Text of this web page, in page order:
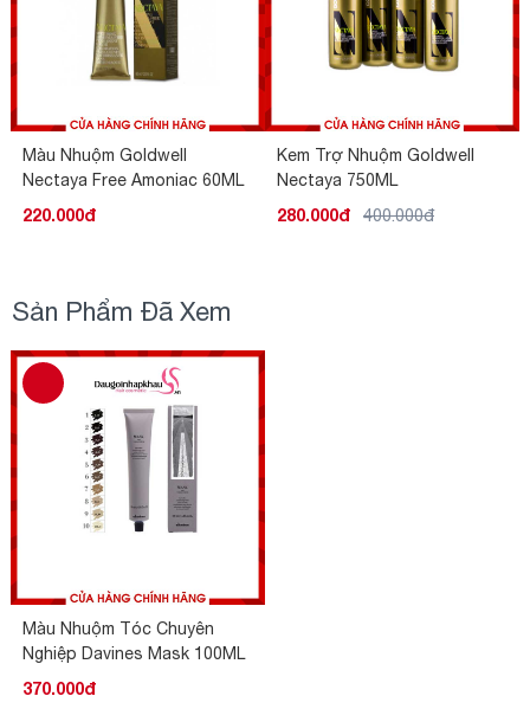
Màu Nhuộm Goldwell
Nectaya Free Amoniac 60ML
[Phủ Bạc]
220.000đ
Kem Trợ Nhuộm Goldwell
Nectaya 750ML
280.000đ 400.000đ
Sản Phẩm Đã Xem
Màu Nhuộm Tóc Chuyên
Nghiệp Davines Mask 100ML
Màu [Phủ Bạc]
370.000đ